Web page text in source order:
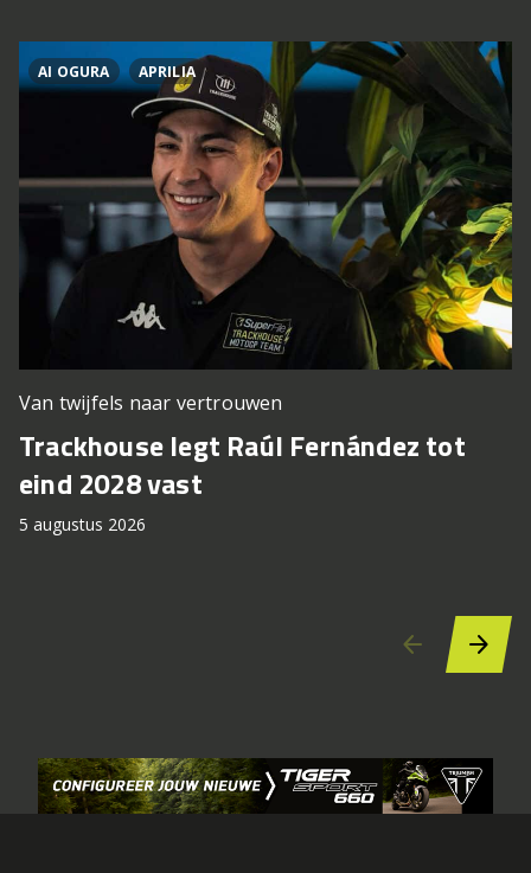
AI OGURA APRILIA
Van twijfels naar vertrouwen
Trackhouse legt Raúl Fernández tot
eind 2028 vast
5 augustus 2026